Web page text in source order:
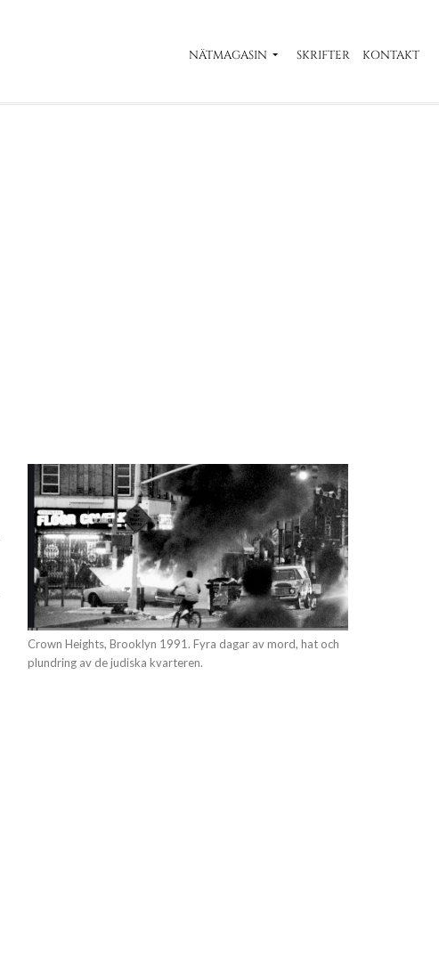
NÄTMAGASIN SKRIFTER KONTAKT
Crown Heights, Brooklyn 1991. Fyra dagar av mord, hat och
plundring av de judiska kvarteren.